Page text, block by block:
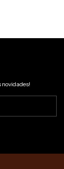
novidades!